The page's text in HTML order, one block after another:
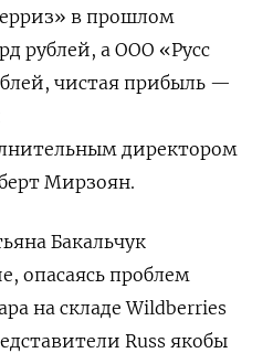
в прошлом
рублей, а ООО «Русс
чистая прибыль —
директором
Мирзоян.
Бакальчук
опасаясь проблем
на складе Wildberries
Russ якобы